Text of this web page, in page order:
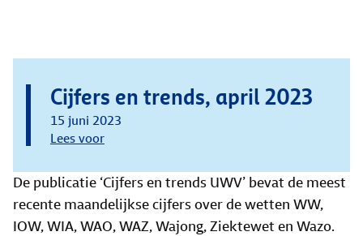
Cijfers en trends, april 2023
15 juni 2023
Lees voor
De publicatie ‘Cijfers en trends UWV’ bevat de meest
recente maandelijkse cijfers over de wetten WW,
IOW, WIA, WAO, WAZ, Wajong, Ziektewet en Wazo.